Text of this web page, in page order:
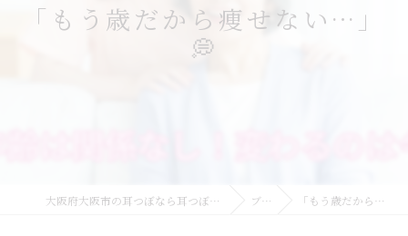
「もう歳だから痩せない…」
💭
大阪府大阪市の耳つぼなら耳つぼダイエットサロンふーみん ブログ 「もう歳だから痩せない…」💭